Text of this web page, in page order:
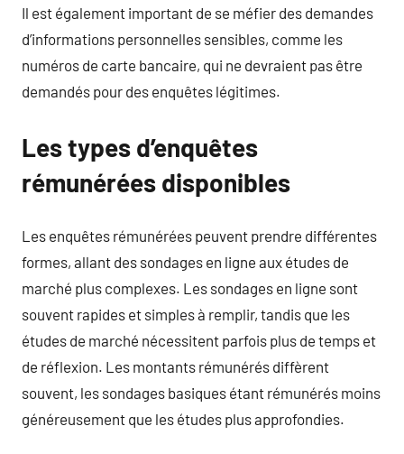
Il est également important de se méfier des demandes
d’informations personnelles sensibles, comme les
numéros de carte bancaire, qui ne devraient pas être
demandés pour des enquêtes légitimes.
Les types d’enquêtes
rémunérées disponibles
Les enquêtes rémunérées peuvent prendre différentes
formes, allant des sondages en ligne aux études de
marché plus complexes. Les sondages en ligne sont
souvent rapides et simples à remplir, tandis que les
études de marché nécessitent parfois plus de temps et
de réflexion. Les montants rémunérés diffèrent
souvent, les sondages basiques étant rémunérés moins
généreusement que les études plus approfondies.